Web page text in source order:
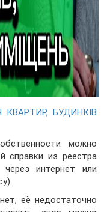
КВАРТИР, БУДИНКІВ
можно
справки из реестра
через интернет или
её недостаточно